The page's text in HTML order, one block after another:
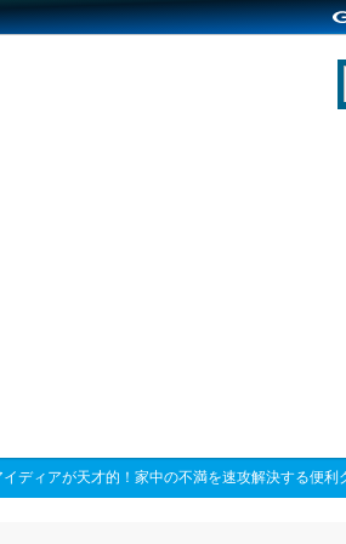
ディアが天才的！家中の不満を速攻解決する便利